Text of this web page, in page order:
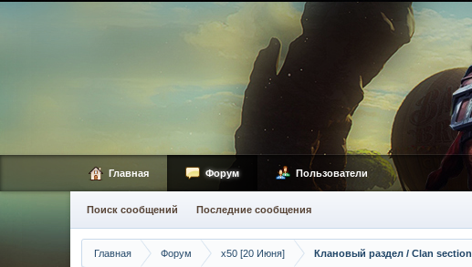
Главная Форум x50 [20 Июня] Клановый раздел / Сlan section
Главная Форум
Поиск сообщений Последние сообщения
Пользователи